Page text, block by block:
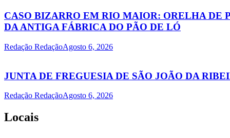
CASO BIZARRO EM RIO MAIOR: ORELHA DE
DA ANTIGA FÁBRICA DO PÃO DE LÓ
Redação RedaçãoAgosto 6, 2026
JUNTA DE FREGUESIA DE SÃO JOÃO DA
Redação RedaçãoAgosto 6, 2026
Locais